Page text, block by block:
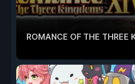
ROMANCE OF THE THREE